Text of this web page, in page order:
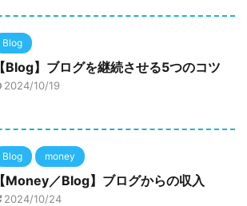
Blog
【Blog】ブログを継続させる5つのコツ
2024/10/19
Blog money
【Money／Blog】ブログからの収入
2024/10/24